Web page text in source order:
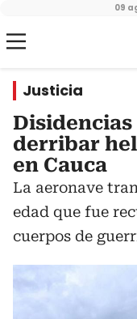
09
Justicia
derribar
en Cauca
La aeronave
edad que fue
cuerpos de